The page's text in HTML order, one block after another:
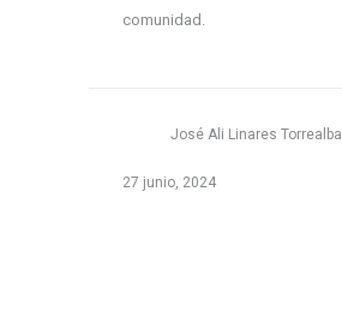
comunidad.
José Ali Linares Torrealba
27 junio, 2024